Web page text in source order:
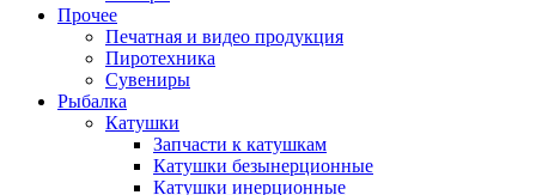
Прочее
Печатная и видео продукция
Пиротехника
Сувениры
Рыбалка
Катушки
Запчасти к катушкам
Катушки безынерционные
Катушки инерционные